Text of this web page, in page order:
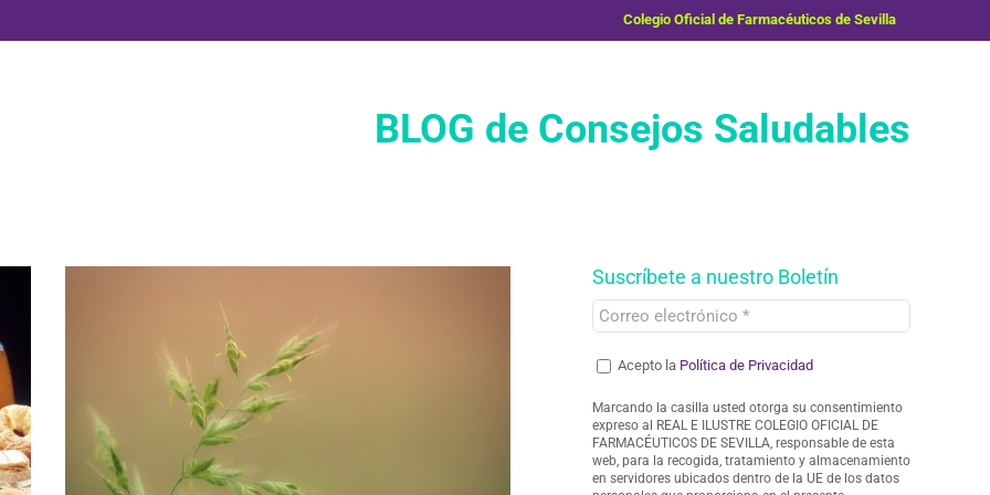
Colegio Oficial de Farmacéuticos de Sevilla
BLOG de Consejos Saludables
Salud de la mujer
Suscríbete a nuestro Boletín
Acepto la Política de Privacidad
Marcando la casilla usted otorga su consentimiento
expreso al REAL E ILUSTRE COLEGIO OFICIAL DE
FARMACÉUTICOS DE SEVILLA, responsable de esta
web, para la recogida, tratamiento y almacenamiento
en servidores ubicados dentro de la UE de los datos